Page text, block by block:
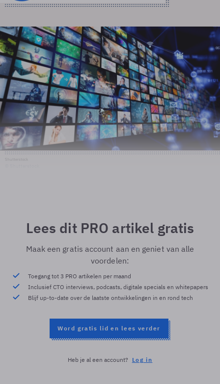
Lees dit PRO artikel gratis
Maak een gratis account aan en geniet van alle
voordelen:
Toegang tot 3 PRO artikelen per maand
Inclusief CTO interviews, podcasts, digitale specials en whitepapers
Blijf up-to-date over de laatste ontwikkelingen in en rond tech
Word gratis lid en lees verder
Heb je al een account? Log in